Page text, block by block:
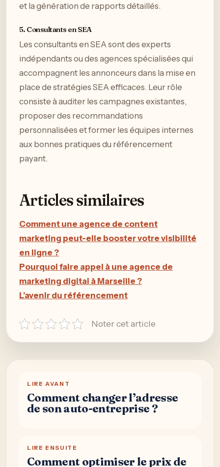
et la génération de rapports détaillés.
5. Consultants en SEA
Les consultants en SEA sont des experts
indépendants ou des agences spécialisées qui
accompagnent les annonceurs dans la mise en
place de stratégies SEA efficaces. Leur rôle
consiste à auditer les campagnes existantes,
proposer des recommandations
personnalisées et former les équipes internes
aux bonnes pratiques du référencement
payant.
Articles similaires
Comment une agence de content
marketing peut-elle booster votre visibilité
en ligne ?
Pourquoi faire appel à une agence de
marketing digital à Marseille ?
L’avenir du référencement
Noter cet article
LIRE AVANT
Comment changer l’adresse
de son auto-entreprise ?
LIRE ENSUITE
Comment optimiser le prix de